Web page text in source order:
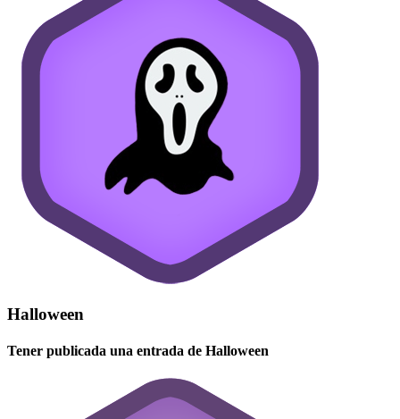
Halloween
Tener publicada una entrada de Halloween